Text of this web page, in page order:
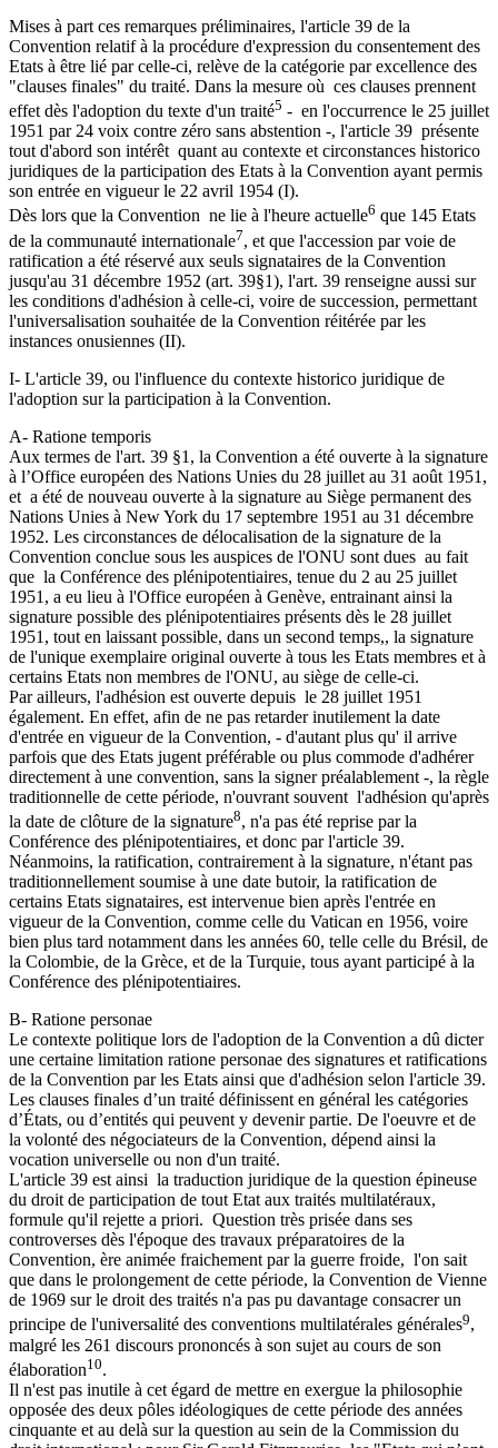
Mises à part ces remarques préliminaires, l'article 39 de la
Convention relatif à la procédure d'expression du consentement des
Etats à être lié par celle-ci, relève de la catégorie par excellence des
"clauses finales" du traité. Dans la mesure où ces clauses prennent
effet dès l'adoption du texte d'un traité5 - en l'occurrence le 25 juillet
1951 par 24 voix contre zéro sans abstention -, l'article 39 présente
tout d'abord son intérêt quant au contexte et circonstances historico
juridiques de la participation des Etats à la Convention ayant permis
son entrée en vigueur le 22 avril 1954 (I).
Dès lors que la Convention ne lie à l'heure actuelle6 que 145 Etats
de la communauté internationale7, et que l'accession par voie de
ratification a été réservé aux seuls signataires de la Convention
jusqu'au 31 décembre 1952 (art. 39§1), l'art. 39 renseigne aussi sur
les conditions d'adhésion à celle-ci, voire de succession, permettant
l'universalisation souhaitée de la Convention réitérée par les
instances onusiennes (II).
I- L'article 39, ou l'influence du contexte historico juridique de
l'adoption sur la participation à la Convention.
A- Ratione temporis
Aux termes de l'art. 39 §1, la Convention a été ouverte à la signature
à l’Office européen des Nations Unies du 28 juillet au 31 août 1951,
et a été de nouveau ouverte à la signature au Siège permanent des
Nations Unies à New York du 17 septembre 1951 au 31 décembre
1952. Les circonstances de délocalisation de la signature de la
Convention conclue sous les auspices de l'ONU sont dues au fait
que la Conférence des plénipotentiaires, tenue du 2 au 25 juillet
1951, a eu lieu à l'Office européen à Genève, entrainant ainsi la
signature possible des plénipotentiaires présents dès le 28 juillet
1951, tout en laissant possible, dans un second temps,, la signature
de l'unique exemplaire original ouverte à tous les Etats membres et à
certains Etats non membres de l'ONU, au siège de celle-ci.
Par ailleurs, l'adhésion est ouverte depuis le 28 juillet 1951
également. En effet, afin de ne pas retarder inutilement la date
d'entrée en vigueur de la Convention, - d'autant plus qu' il arrive
parfois que des Etats jugent préférable ou plus commode d'adhérer
directement à une convention, sans la signer préalablement -, la règle
traditionnelle de cette période, n'ouvrant souvent l'adhésion qu'après
la date de clôture de la signature8, n'a pas été reprise par la
Conférence des plénipotentiaires, et donc par l'article 39.
Néanmoins, la ratification, contrairement à la signature, n'étant pas
traditionnellement soumise à une date butoir, la ratification de
certains Etats signataires, est intervenue bien après l'entrée en
vigueur de la Convention, comme celle du Vatican en 1956, voire
bien plus tard notamment dans les années 60, telle celle du Brésil, de
la Colombie, de la Grèce, et de la Turquie, tous ayant participé à la
Conférence des plénipotentiaires.
B- Ratione personae
Le contexte politique lors de l'adoption de la Convention a dû dicter
une certaine limitation ratione personae des signatures et ratifications
de la Convention par les Etats ainsi que d'adhésion selon l'article 39.
Les clauses finales d’un traité définissent en général les catégories
d’États, ou d’entités qui peuvent y devenir partie. De l'oeuvre et de
la volonté des négociateurs de la Convention, dépend ainsi la
vocation universelle ou non d'un traité.
L'article 39 est ainsi la traduction juridique de la question épineuse
du droit de participation de tout Etat aux traités multilatéraux,
formule qu'il rejette a priori. Question très prisée dans ses
controverses dès l'époque des travaux préparatoires de la
Convention, ère animée fraichement par la guerre froide, l'on sait
que dans le prolongement de cette période, la Convention de Vienne
de 1969 sur le droit des traités n'a pas pu davantage consacrer un
principe de l'universalité des conventions multilatérales générales9,
malgré les 261 discours prononcés à son sujet au cours de son
élaboration10.
Il n'est pas inutile à cet égard de mettre en exergue la philosophie
opposée des deux pôles idéologiques de cette période des années
cinquante et au delà sur la question au sein de la Commission du